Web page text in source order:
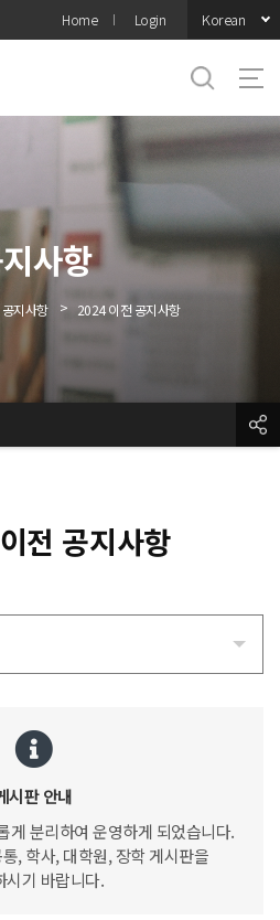
Home Login Korean
사항
공지사항 > 2024 이전 공지사항
전 공지사항
시판 안내
게 분리하여 운영하게 되었습니다.
, 학사, 대학원, 장학 게시판을
시기 바랍니다.